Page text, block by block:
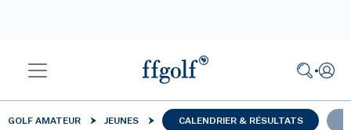
GOLF AMATEUR JEUNES CALENDRIER & RÉSULTATS